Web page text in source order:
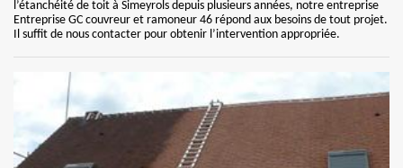
l’étanchéité de toit à Simeyrols depuis plusieurs années, notre entreprise
Entreprise GC couvreur et ramoneur 46 répond aux besoins de tout projet.
Il suffit de nous contacter pour obtenir l’intervention appropriée.